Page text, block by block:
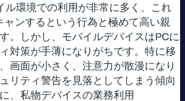
ル環境での利用が非常に多く、これ
ャンするという行為と極めて高い親
。しかし、モバイルデバイスはPCに
対策が手薄になりがちです。特に移
画面が小さく、注意力が散漫になり
リティ警告を見落としてしまう傾向
、私物デバイスの業務利用